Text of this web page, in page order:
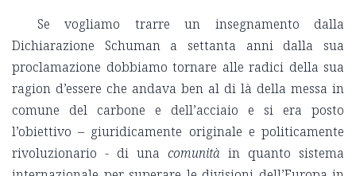
Se vogliamo trarre un insegnamento dalla
Dichiarazione Schuman a settanta anni dalla sua
proclamazione dobbiamo tornare alle radici della sua
ragion d’essere che andava ben al di là della messa in
comune del carbone e dell’acciaio e si era posto
l’obiettivo – giuridicamente originale e politicamente
rivoluzionario - di una comunità in quanto sistema